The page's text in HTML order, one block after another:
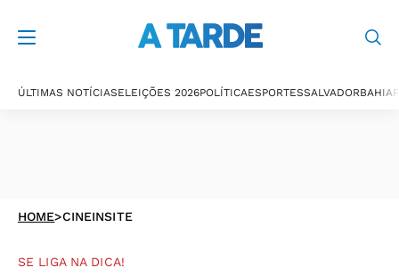
ÚLTIMAS NOTÍCIASELEIÇÕES 2026POLÍTICAESPORTESSALVADORBAHIA
HOME>CINEINSITE
SE LIGA NA DICA!